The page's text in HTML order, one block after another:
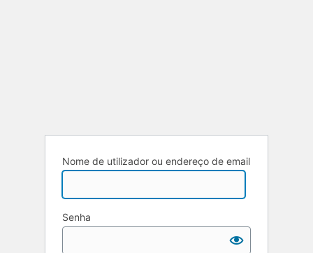
Nome de utilizador ou endereço de email
Senha